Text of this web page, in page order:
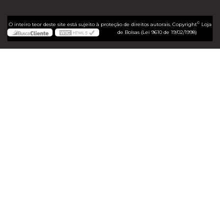
O inteiro teor deste site está sujeito à proteção de direitos autorais. Copyright©Loja
de Bolsas (Lei 9610 de 19/02/1998)